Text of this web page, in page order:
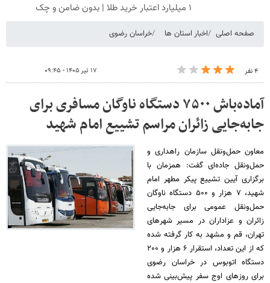
۱ میلیارد اعتبار خرید طلا | بدون ضامن و چک
صفحه اصلی اخبار استان ها خراسان رضوی
۴ نفر ۱۷ تیر ۱۴۰۵ - ۰۹:۴۵
آماده‌باش ۷۵۰۰ دستگاه ناوگان مسافری برای
جابه‌جایی زائران مراسم تشییع امام شهید
معاون حمل‌ونقل سازمان راهداری و
حمل‌ونقل جاده‌ای گفت: همزمان با
برگزاری آیین تشییع پیکر مطهر امام
شهید، ۷ هزار و ۵۰۰ دستگاه ناوگان
حمل‌ونقل عمومی برای جابه‌جایی
زائران و عزاداران در مسیر شهرهای
تهران، قم و مشهد به کار گرفته شده
که از این تعداد، استقرار ۶ هزار و ۲۰۰
دستگاه اتوبوس در خراسان رضوی
برای روزهای اوج سفر پیش‌بینی شده